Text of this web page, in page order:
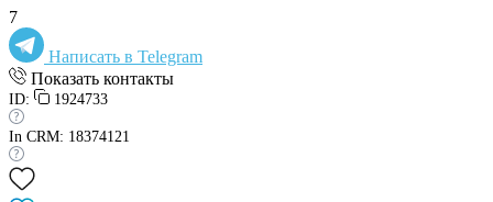
7
Написать в Telegram
Показать контакты
ID: 1924733
In CRM: 18374121